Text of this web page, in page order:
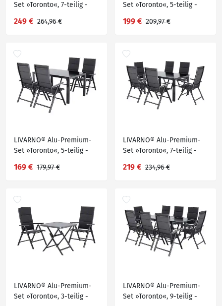
Set »Toronto«, 7-teilig -
Klappsessel
249 € 264,96 €
Set »Toronto«, 5-teilig -
Klappsessel
199 € 209,97 €
LIVARNO® Alu-Premium-
Set »Toronto«, 5-teilig -
Klappsessel
169 € 179,97 €
LIVARNO® Alu-Premium-
Set »Toronto«, 7-teilig -
Klappsessel
219 € 234,96 €
LIVARNO® Alu-Premium-
Set »Toronto«, 3-teilig -
LIVARNO® Alu-Premium-
Set »Toronto«, 9-teilig -